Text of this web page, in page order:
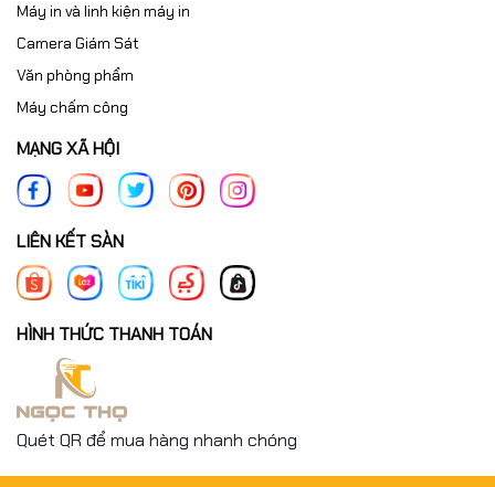
Máy in và linh kiện máy in
Camera Giám Sát
Văn phòng phẩm
Máy chấm công
MẠNG XÃ HỘI
LIÊN KẾT SÀN
HÌNH THỨC THANH TOÁN
Quét QR để mua hàng nhanh chóng